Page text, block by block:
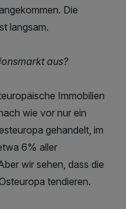
Die
langsam.
aus?
Immobilien
wie vor nur ein
gehandelt, im
6% aller
wir sehen, dass die
tendieren.